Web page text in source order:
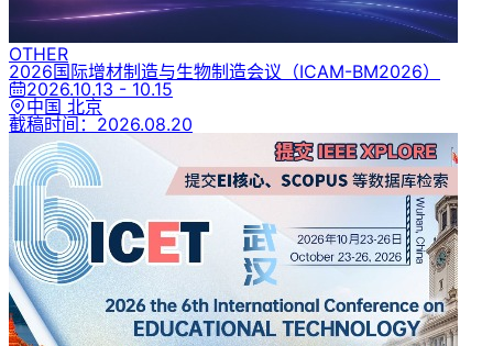
OTHER
2026国际增材制造与生物制造会议 （ICAM-BM2026）
2026.10.13 - 10.15
中国 北京
截稿时间： 2026.08.20